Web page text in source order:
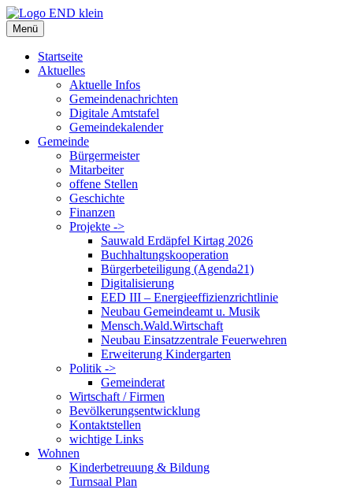
Zum
Inhalt
springen
Menü
Startseite
Aktuelles
Aktuelle Infos
Gemeindenachrichten
Digitale Amtstafel
Gemeindekalender
Gemeinde
Bürgermeister
Mitarbeiter
offene Stellen
Geschichte
Finanzen
Projekte ->
Sauwald Erdäpfel Kirtag 2026
Buchhaltungskooperation
Bürgerbeteiligung (Agenda21)
Digitalisierung
EED III – Energieeffizienzrichtlinie
Neubau Gemeindeamt u. Musik
Mensch.Wald.Wirtschaft
Neubau Einsatzzentrale Feuerwehren
Erweiterung Kindergarten
Politik ->
Gemeinderat
Wirtschaft / Firmen
Bevölkerungsentwicklung
Kontaktstellen
wichtige Links
Wohnen
Kinderbetreuung & Bildung
Turnsaal Plan